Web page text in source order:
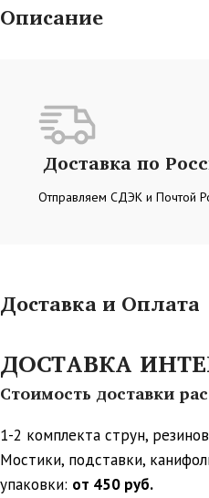
Описание
Доставка по
Отправляем СДЭК и Почтой
Доставка и Оплата
ДОСТАВКА
Стоимость доставки
1-2 комплекта струн,
Мостики, подставки,
упаковки: от 450 руб.